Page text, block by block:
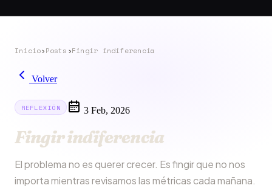
Inicio›Posts ›Fingir indiferencia
Volver
REFLEXIÓN 3 Feb, 2026
Fingir indiferencia
El problema no es querer crecer. Es fingir que no nos
importa mientras revisamos las métricas cada mañana.